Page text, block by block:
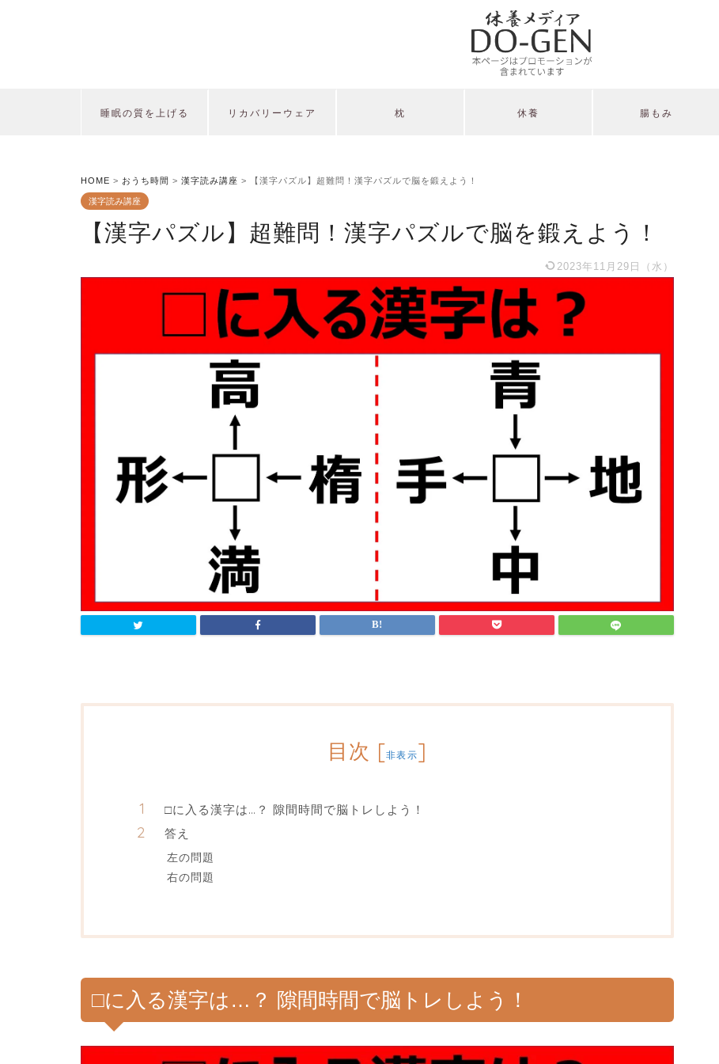
睡眠の質を上げる リカバリーウェア 枕 休養 腸もみ
HOME > おうち時間 > 漢字読み講座 > 【漢字パズル】超難問！漢字パズルで脳を鍛えよう！
漢字読み講座
【漢字パズル】超難問！漢字パズルで脳を鍛えよう！
2023年11月29日（水）
目次 [非表示]
□に入る漢字は…？ 隙間時間で脳トレしよう！
答え
左の問題
右の問題
□に入る漢字は…？ 隙間時間で脳トレしよう！